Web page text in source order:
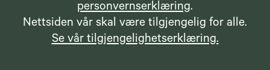
personvernserklæring.
Nettsiden vår skal være tilgjengelig for alle.
Se vår tilgjengelighetserklæring.